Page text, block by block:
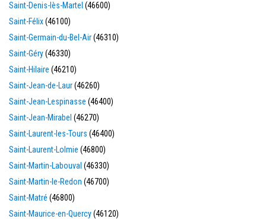
Saint-Denis-lès-Martel (46600)
Saint-Félix(46100)
Saint-Germain-du-Bel-Air(46310)
Saint-Géry(46330)
Saint-Hilaire (46210)
Saint-Jean-de-Laur(46260)
Saint-Jean-Lespinasse (46400)
Saint-Jean-Mirabel (46270)
Saint-Laurent-les-Tours (46400)
Saint-Laurent-Lolmie (46800)
Saint-Martin-Labouval (46330)
Saint-Martin-le-Redon (46700)
Saint-Matré (46800)
Saint-Maurice-en-Quercy(46120)